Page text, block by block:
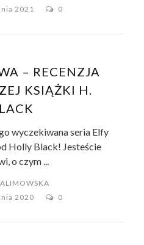
2021
0
– RECENZJA
KSIĄŻKI H.
wyczekiwana seria Elfy
Holly Black! Jesteście
o czym ...
2020
0